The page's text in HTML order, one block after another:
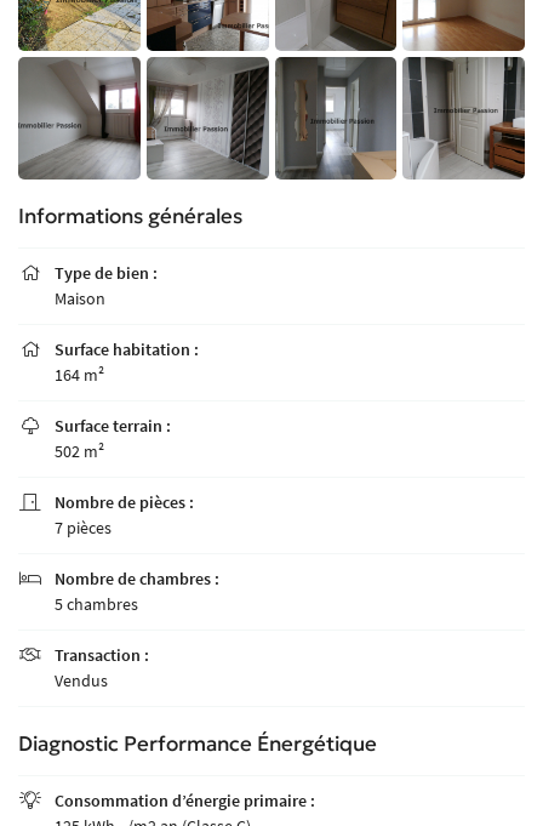
Informations générales

Type de bien :
Maison

Surface habitation :
164 m²

Surface terrain :
502 m²

Nombre de pièces :
7 pièces

Nombre de chambres :
5 chambres

Transaction :
Vendus
Diagnostic Performance Énergétique

Consommation d’énergie primaire :